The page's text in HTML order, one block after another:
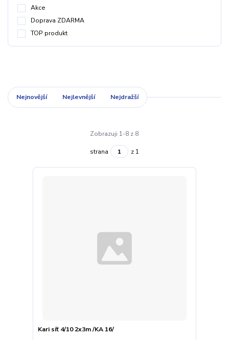
Akce
Doprava ZDARMA
TOP produkt
Nejnovější Nejlevnější Nejdražší
Zobrazuji 1-8 z 8
strana z 1
Kari síť 4/10 2x3m /KA 16/